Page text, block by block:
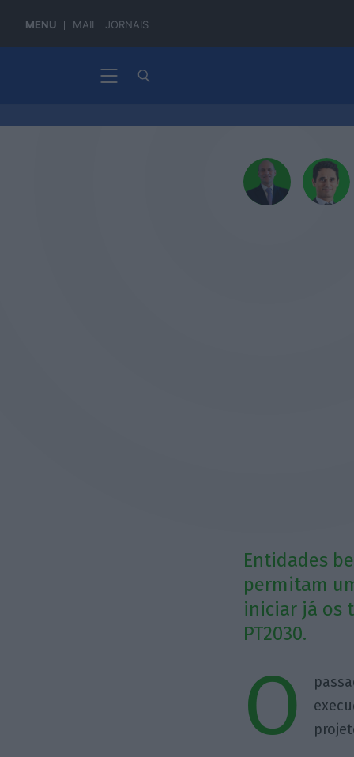
MENU MAIL JORNAIS
Entidades
permitam
iniciar já os
PT2030.
O